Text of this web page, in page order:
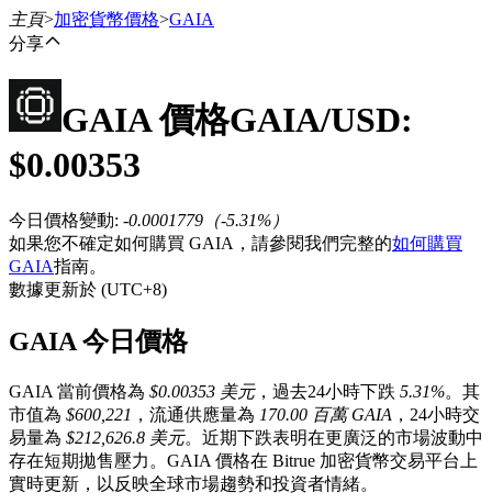
合約
USDT永續
多種以USDT結算的永續合約
主頁>加密貨幣價格>GAIA
分享
GAIA 價格GAIA/USD:
$0.00353
今日價格變動: -0.0001779 （-5.31%）
如果您不確定如何購買 GAIA，請參閱我們完整的如何購買
GAIA指南。
數據更新於 (UTC+8)
GAIA 今日價格
GAIA 當前價格為 $0.00353 美元，過去24小時下跌 5.31%。其
市值為 $600,221 ，流通供應量為 170.00 百萬 GAIA ，24小時交
易量為 $212,626.8 美元。近期下跌表明在更廣泛的市場波動中
存在短期拋售壓力。GAIA 價格在 Bitrue 加密貨幣交易平台上
實時更新，以反映全球市場趨勢和投資者情緒。